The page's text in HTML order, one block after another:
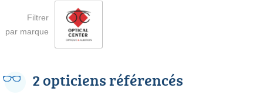
Filtrer
par marque
2 opticiens référencés